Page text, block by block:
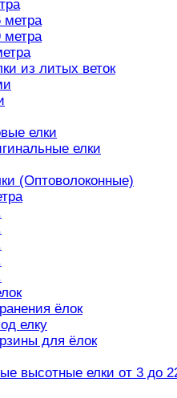
метра
метра
из литых веток
елки
елки
(Оптоволоконные)
ёлок
елку
для ёлок
высотные елки от 3 до